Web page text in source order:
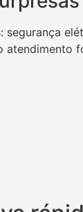
atendimento